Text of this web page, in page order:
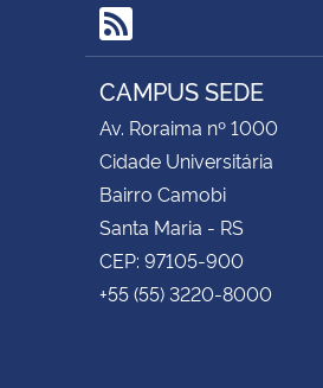
RSS
CAMPUS SEDE
Av. Roraima nº 1000
Cidade Universitária
Bairro Camobi
Santa Maria - RS
CEP: 97105-900
+55 (55) 3220-8000